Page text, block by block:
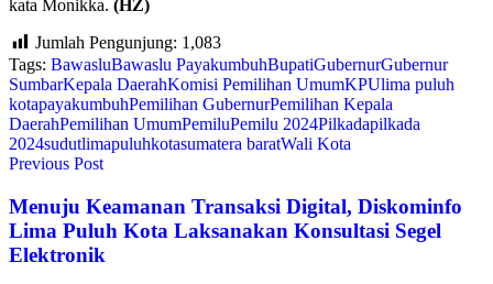
kata Monikka. (HZ)
Jumlah Pengunjung: 1,083
Tags: BawasluBawaslu PayakumbuhBupatiGubernurGubernur
SumbarKepala DaerahKomisi Pemilihan UmumKPUlima puluh
kotapayakumbuhPemilihan GubernurPemilihan Kepala
DaerahPemilihan UmumPemiluPemilu 2024Pilkadapilkada
2024sudutlimapuluhkotasumatera baratWali Kota
Previous Post
Menuju Keamanan Transaksi Digital, Diskominfo
Lima Puluh Kota Laksanakan Konsultasi Segel
Elektronik